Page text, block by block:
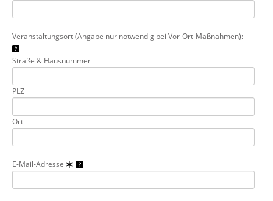
Veranstaltungsort (Angabe nur notwendig bei Vor-Ort-Maßnahmen):
Straße & Hausnummer
PLZ
Ort
E-Mail-Adresse